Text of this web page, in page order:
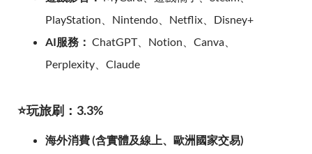
PlayStation、Nintendo、Netflix、Disney+
AI服務： ChatGPT、Notion、Canva、
Perplexity、Claude
⭐玩旅刷：3.3%
海外消費 (含實體及線上、歐洲國家交易)